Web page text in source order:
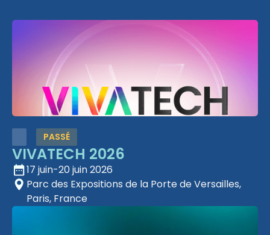
PASSÉ
VIVATECH 2026
17 juin-20 juin 2026
Parc des Expositions de la Porte de Versailles,
Paris, France